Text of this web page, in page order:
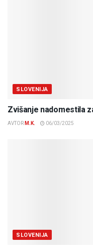
SLOVENIJA
Zvišanje nadomestila
AVTOR M.K. 06/03/2025
SLOVENIJA